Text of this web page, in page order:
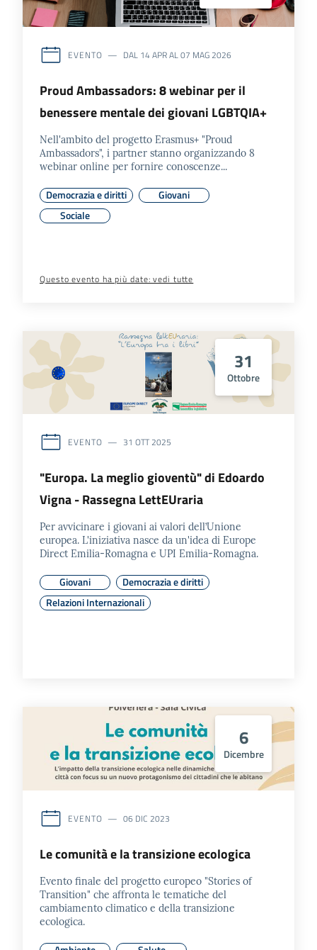
EVENTO DAL 14 APRAL07 MAG 2026
Proud Ambassadors: 8 webinar per il
benessere mentale dei giovani LGBTQIA+
Nell'ambito del progetto Erasmus+ "Proud
Ambassadors", i partner stanno organizzando 8
webinar online per fornire conoscenze...
Democrazia e diritti
Giovani
Sociale
Questo evento ha più date: vedi tutte
31
Ottobre
EVENTO 31 OTT 2025
"Europa. La meglio gioventù" di Edoardo
Vigna - Rassegna LettEUraria
Per avvicinare i giovani ai valori dell’Unione
europea. L'iniziativa nasce da un'idea di Europe
Direct Emilia-Romagna e UPI Emilia-Romagna.
Giovani
Democrazia e diritti
Relazioni Internazionali
6
Dicembre
EVENTO 06 DIC 2023
Le comunità e la transizione ecologica
Evento finale del progetto europeo "Stories of
Transition" che affronta le tematiche del
cambiamento climatico e della transizione
ecologica.